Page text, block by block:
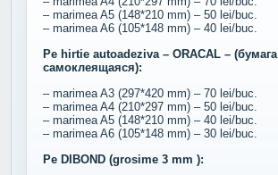
– marimea A5 (148*210 mm) – 50 lei/buc.
– marimea A6 (105*148 mm) – 40 lei/buc.
Pe hirtie autoadeziva – ORACAL – (бумага
самоклеящаяся):
– marimea A3 (297*420 mm) – 70 lei/buc.
– marimea A4 (210*297 mm) – 50 lei/buc.
– marimea A5 (148*210 mm) – 40 lei/buc.
– marimea A6 (105*148 mm) – 30 lei/buc.
Pe DIBOND (grosime 3 mm ):